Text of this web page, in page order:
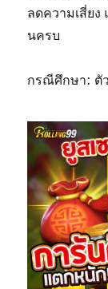
ลดความเสี่ยง
นครบ
กรณีศึกษา: ตั